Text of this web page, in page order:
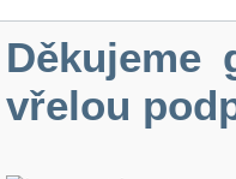
Děkujeme
vřelou